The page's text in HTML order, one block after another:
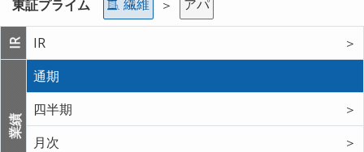
東証プライム 繊維 ＞ アパ
IR IR ＞
業績
通期
四半期
＞
月次
＞